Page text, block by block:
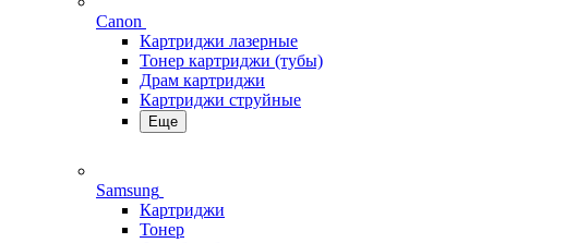
Canon
Картриджи лазерные
Тонер картриджи (тубы)
Драм картриджи
Картриджи струйные
Еще
Samsung
Картриджи
Тонер